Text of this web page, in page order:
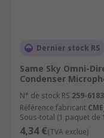
Dernier stock RS
Same Sky Omni-
Condenser
N° de stock RS 259-6183
Référence fabricant
Sous-total (1 paquet de
4,34 €(TVA exclue)